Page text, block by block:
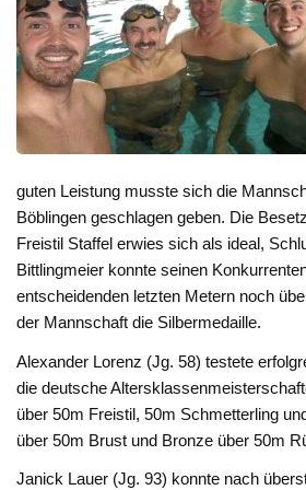
guten Leistung musste sich die
Böblingen geschlagen geben. Die
Freistil Staffel erwies sich als ideal,
Bittlingmeier konnte seinen
entscheidenden letzten Metern noch
der Mannschaft die Silbermedaille.
Alexander Lorenz (Jg. 58) testete
die deutsche
über 50m Freistil, 50m Schmetterling
über 50m Brust und Bronze über 50m
Janick Lauer (Jg. 93) konnte nach